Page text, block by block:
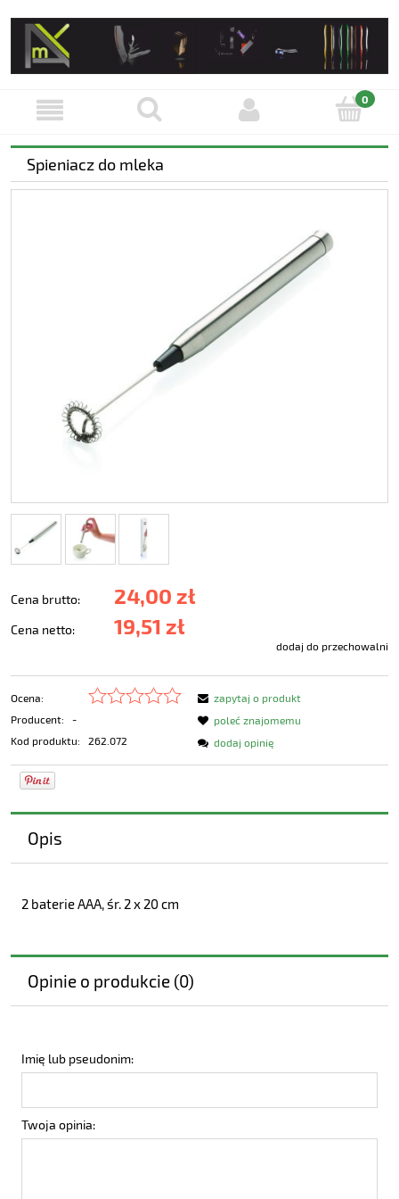
Spieniacz do mleka
Cena brutto: 24,00 zł
Cena netto: 19,51 zł
dodaj do przechowalni
Ocena:
Producent:
-
Kod produktu:
262.072
zapytaj o produkt
poleć znajomemu
dodaj opinię
Opis
2 baterie AAA, śr. 2 x 20 cm
Opinie o produkcie (0)
Imię lub pseudonim:
Twoja opinia: